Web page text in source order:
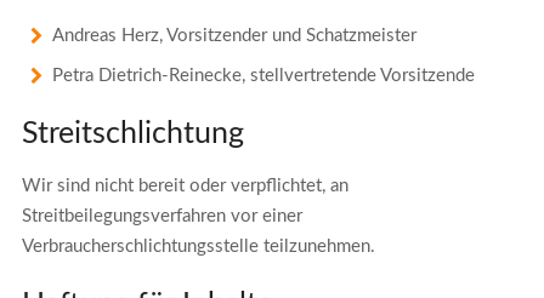
Andreas Herz, Vorsitzender und Schatzmeister
Petra Dietrich-Reinecke, stellvertretende Vorsitzende
Streitschlichtung
Wir sind nicht bereit oder verpflichtet, an
Streitbeilegungsverfahren vor einer
Verbraucherschlichtungsstelle teilzunehmen.